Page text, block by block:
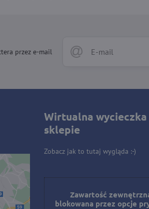
przez e-mail
Wirtualna
sklepie
Zobacz jak to tutaj wygląda :-)
Zawartość
blokowana przez opcje